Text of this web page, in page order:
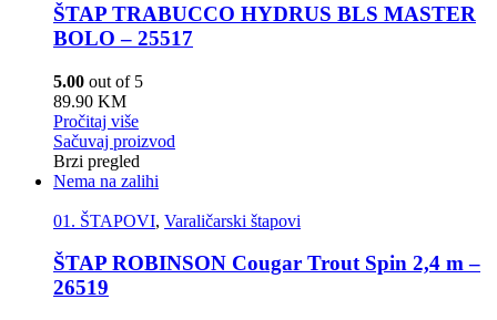
ŠTAP TRABUCCO HYDRUS BLS MASTER
BOLO – 25517
5.00 out of 5
89.90 KM
Pročitaj više
Sačuvaj proizvod
Brzi pregled
Nema na zalihi
01. ŠTAPOVI, Varaličarski štapovi
ŠTAP ROBINSON Cougar Trout Spin 2,4 m –
26519